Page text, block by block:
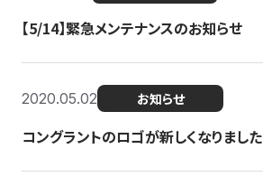
【5/14】緊急メンテナンスのお知らせ
2020.05.02 お知らせ
コングラントのロゴが新しくなりました